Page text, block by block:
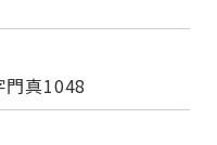
門真1048